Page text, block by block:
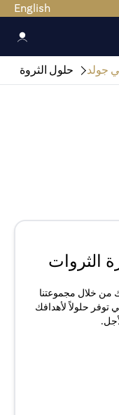
English
جولد حلول الثروة
الثروات
من خلال مجموعتنا
توفر حلولاً لأهدافك